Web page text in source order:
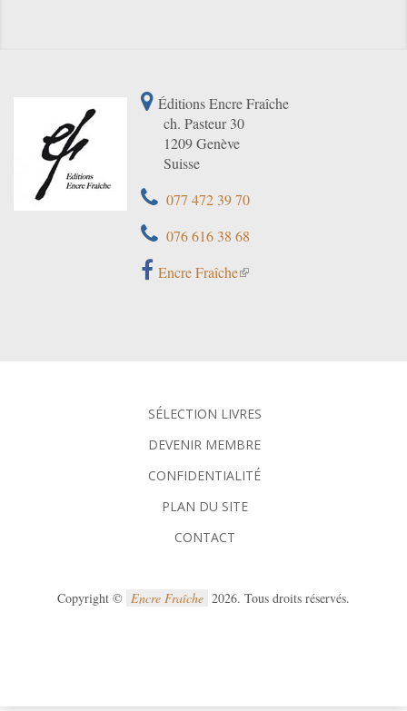
Éditions Encre Fraîche
ch. Pasteur 30
1209 Genève
Suisse
077 472 39 70
076 616 38 68
Encre Fraîche
SÉLECTION LIVRES
DEVENIR MEMBRE
CONFIDENTIALITÉ
PLAN DU SITE
CONTACT
Copyright © Encre Fraîche 2026. Tous droits réservés.